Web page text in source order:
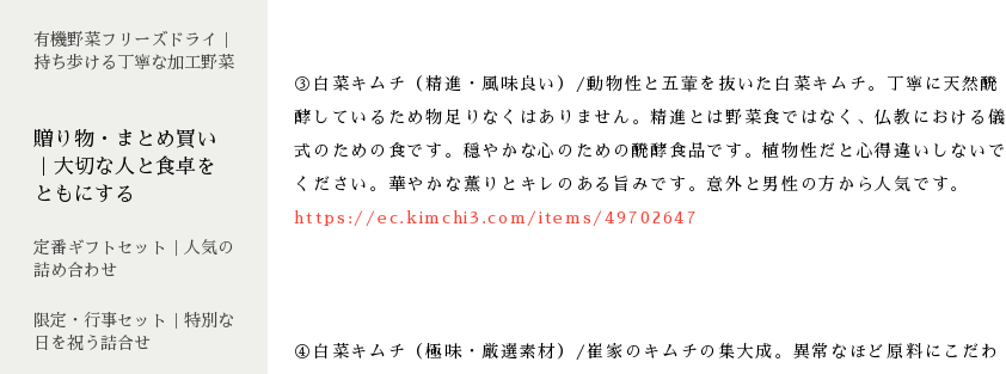
有機野菜フリーズドライ｜
持ち歩ける丁寧な加工野菜
贈り物・まとめ買い
｜大切な人と食卓を
ともにする
定番ギフトセット｜人気の
詰め合わせ
限定・行事セット｜特別な
日を祝う詰合せ
③白菜キムチ（精進・風味良い）/動物性と五葷を抜いた白菜キムチ。丁寧に天然醗
酵しているため物足りなくはありません。精進とは野菜食ではなく、仏教における儀
式のための食です。穏やかな心のための醗酵食品です。植物性だと心得違いしないで
ください。華やかな薫りとキレのある旨みです。意外と男性の方から人気です。
https://ec.kimchi3.com/items/49702647
④白菜キムチ（極味・厳選素材）/崔家のキムチの集大成。異常なほど原料にこだわ